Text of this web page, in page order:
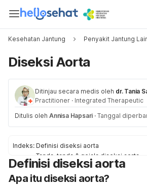
Kesehatan Jantung Penyakit Jantung
Diseksi Aorta
Ditinjau secara medis oleh dr. Tania
Practitioner · Integrated Therapeutic
Ditulis oleh Annisa Hapsari · Tanggal
Indeks: Definisi diseksi aorta
Tanda-tanda & gejala diseksi aorta
Penyebab diseksi aorta
Faktor risiko dari diseksi aorta
Definisi diseksi aorta
Apa itu diseksi aorta?